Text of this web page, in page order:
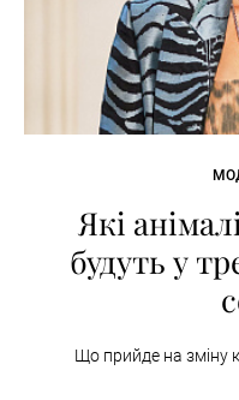
Які
будуть у
Що прийде на зміну